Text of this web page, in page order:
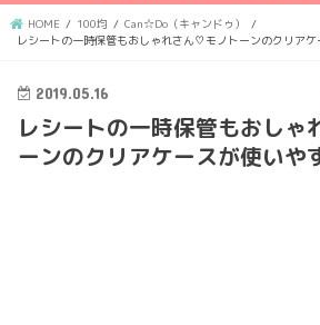
HOME 100均
Can☆Do（キャンドゥ）
レシートの一時保管もおしゃれさん♡モノトーンのクリアケ
2019.05.16
レシートの一時保管もおし
ーンのクリアケースが使いや